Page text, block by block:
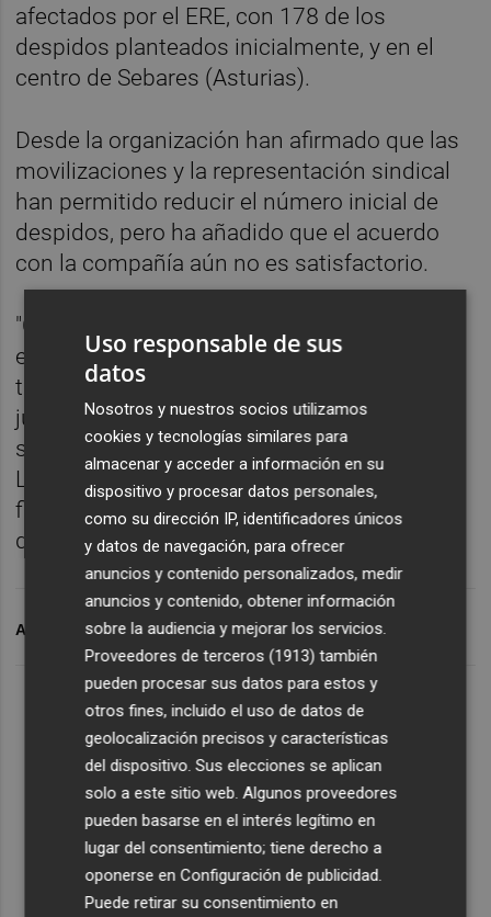
afectados por el ERE, con 178 de los
despidos planteados inicialmente, y en el
centro de Sebares (Asturias).
Desde la organización han afirmado que las
movilizaciones y la representación sindical
han permitido reducir el número inicial de
despidos, pero ha añadido que el acuerdo
con la compañía aún no es satisfactorio.
"CSIF continuará defendiendo el empleo y
exigiendo alternativas que eviten salidas
traumáticas", sostiene el sindicato, que este
jueves ha convocado movilizaciones en la
sede de la compañía en Esplugues del
Llobergat (Barcelona), coincidiendo con la
finalización del periodo legal de consultas
del ERE.
ARCHIVADO EN NESTLÉ
Uso responsable de sus
datos
Nosotros y nuestros socios utilizamos
cookies y tecnologías similares para
almacenar y acceder a información en su
dispositivo y procesar datos personales,
como su dirección IP, identificadores únicos
y datos de navegación, para ofrecer
anuncios y contenido personalizados, medir
anuncios y contenido, obtener información
sobre la audiencia y mejorar los servicios.
Proveedores de terceros (1913) también
pueden procesar sus datos para estos y
otros fines, incluido el uso de datos de
geolocalización precisos y características
del dispositivo. Sus elecciones se aplican
solo a este sitio web. Algunos proveedores
pueden basarse en el interés legítimo en
lugar del consentimiento; tiene derecho a
oponerse enConfiguración de publicidad.
Puede retirar su consentimiento en